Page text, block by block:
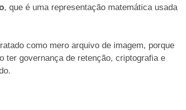
, que é uma representação matemática usada
como mero arquivo de imagem, porque
ter governança de retenção, criptografia e